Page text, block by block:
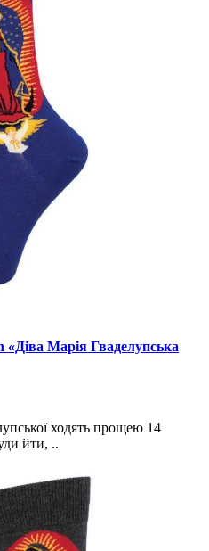
Марія Гваделупська
ходять прощею 14
йти, ..